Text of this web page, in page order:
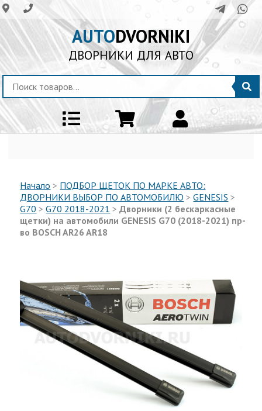
AUTODVORNIKI
ДВОРНИКИ ДЛЯ АВТО
Начало > ПОДБОР ЩЕТОК ПО МАРКЕ АВТО:
ДВОРНИКИ ВЫБОР ПО АВТОМОБИЛЮ >GENESIS >
G70 >G70 2018-2021 >Дворники (2 бескаркасные
щетки) на автомобили GENESIS G70 (2018-2021) пр-
во BOSCH AR26 AR18